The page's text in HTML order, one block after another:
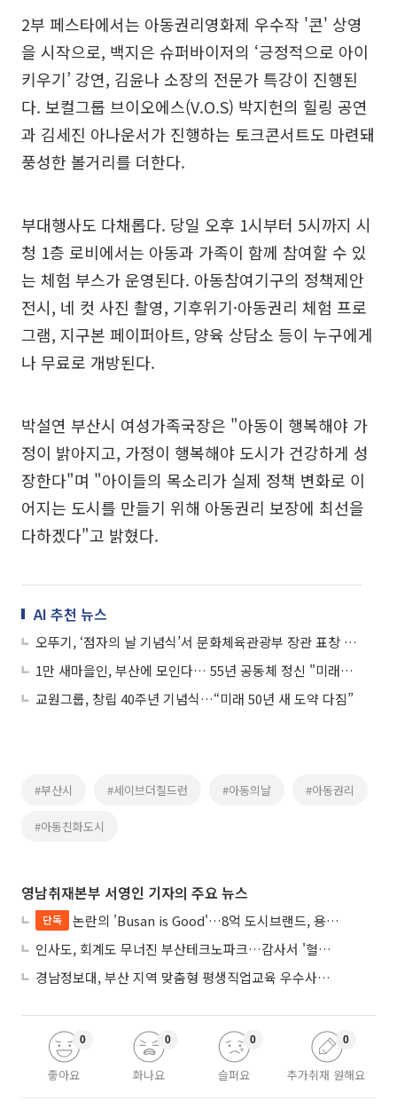
2부 페스타에서는 아동권리영화제 우수작 '콘' 상영
을 시작으로, 백지은 슈퍼바이저의 ‘긍정적으로 아이
키우기’ 강연, 김윤나 소장의 전문가 특강이 진행된
다. 보컬그룹 브이오에스(V.O.S) 박지헌의 힐링 공연
과 김세진 아나운서가 진행하는 토크콘서트도 마련돼
풍성한 볼거리를 더한다.
부대행사도 다채롭다. 당일 오후 1시부터 5시까지 시
청 1층 로비에서는 아동과 가족이 함께 참여할 수 있
는 체험 부스가 운영된다. 아동참여기구의 정책제안
전시, 네 컷 사진 촬영, 기후위기·아동권리 체험 프로
그램, 지구본 페이퍼아트, 양육 상담소 등이 누구에게
나 무료로 개방된다.
박설연 부산시 여성가족국장은 "아동이 행복해야 가
정이 밝아지고, 가정이 행복해야 도시가 건강하게 성
장한다"며 "아이들의 목소리가 실제 정책 변화로 이
어지는 도시를 만들기 위해 아동권리 보장에 최선을
다하겠다"고 밝혔다.
AI 추천 뉴스
오뚜기, ‘점자의 날 기념식’서 문화체육관광부 장관 표창 수상
1만 새마을인, 부산에 모인다… 55년 공동체 정신 "미래로, 세계로"
교원그룹, 창립 40주년 기념식…“미래 50년 새 도약 다짐”
#부산시 #세이브더칠드런 #아동의날 #아동권리
#아동친화도시
영남취재본부 서영인 기자의 주요 뉴스
단독
논란의 'Busan is Good'…8억 도시브랜드, 용산 대통령실 CI 업체가 수행
인사도, 회계도 무너진 부산테크노파크…감사서 '혈세 유용·인사 뒤집기' 적발
경남정보대, 부산 지역 맞춤형 평생직업교육 우수사례로 혁신 주도
좋아요
0
화나요
0
슬퍼요
0
추가취재 원해요
0